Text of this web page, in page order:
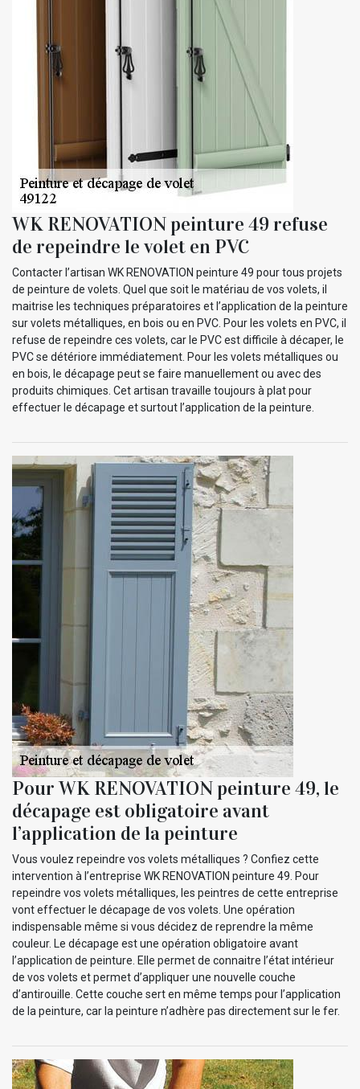
WK RENOVATION peinture 49 refuse
de repeindre le volet en PVC
Contacter l’artisan WK RENOVATION peinture 49 pour tous projets
de peinture de volets. Quel que soit le matériau de vos volets, il
maitrise les techniques préparatoires et l’application de la peinture
sur volets métalliques, en bois ou en PVC. Pour les volets en PVC, il
refuse de repeindre ces volets, car le PVC est difficile à décaper, le
PVC se détériore immédiatement. Pour les volets métalliques ou
en bois, le décapage peut se faire manuellement ou avec des
produits chimiques. Cet artisan travaille toujours à plat pour
effectuer le décapage et surtout l’application de la peinture.
Pour WK RENOVATION peinture 49, le
décapage est obligatoire avant
l’application de la peinture
Vous voulez repeindre vos volets métalliques ? Confiez cette
intervention à l’entreprise WK RENOVATION peinture 49. Pour
repeindre vos volets métalliques, les peintres de cette entreprise
vont effectuer le décapage de vos volets. Une opération
indispensable même si vous décidez de reprendre la même
couleur. Le décapage est une opération obligatoire avant
l’application de peinture. Elle permet de connaitre l’état intérieur
de vos volets et permet d’appliquer une nouvelle couche
d’antirouille. Cette couche sert en même temps pour l’application
de la peinture, car la peinture n’adhère pas directement sur le fer.